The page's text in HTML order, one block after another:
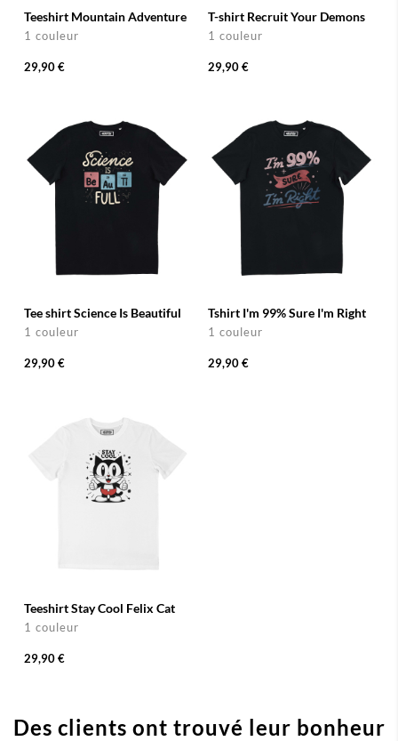
Teeshirt Mountain Adventure
1 couleur
29,90 €
T-shirt Recruit Your Demons
1 couleur
29,90 €
Tee shirt Science Is Beautiful
1 couleur
29,90 €
Tshirt I'm 99% Sure I'm Right
1 couleur
29,90 €
Teeshirt Stay Cool Felix Cat
1 couleur
29,90 €
Des clients ont trouvé leur bonheur